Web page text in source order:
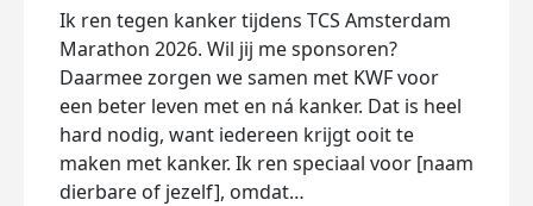
Ik ren tegen kanker tijdens TCS Amsterdam
Marathon 2026. Wil jij me sponsoren?
Daarmee zorgen we samen met KWF voor
een beter leven met en ná kanker. Dat is heel
hard nodig, want iedereen krijgt ooit te
maken met kanker. Ik ren speciaal voor [naam
dierbare of jezelf], omdat…